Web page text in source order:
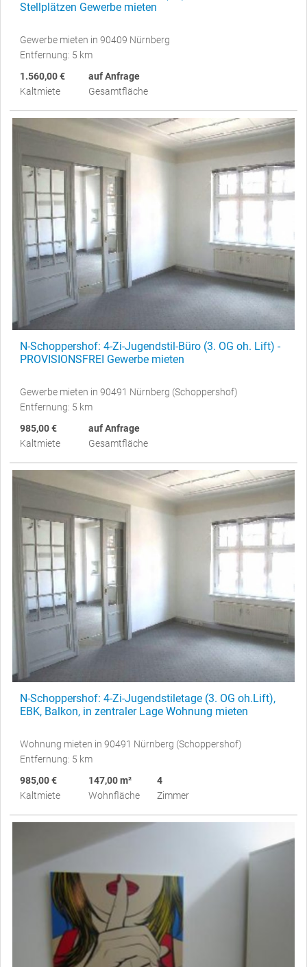
Stellplätzen Gewerbe mieten
Gewerbe mieten in 90409 Nürnberg
Entfernung: 5 km
1.560,00 €
Kaltmiete
auf Anfrage
Gesamtfläche
N-Schoppershof: 4-Zi-Jugendstil-Büro (3. OG oh. Lift) -
PROVISIONSFREI Gewerbe mieten
Gewerbe mieten in 90491 Nürnberg (Schoppershof)
Entfernung: 5 km
985,00 €
Kaltmiete
auf Anfrage
Gesamtfläche
N-Schoppershof: 4-Zi-Jugendstiletage (3. OG oh.Lift),
EBK, Balkon, in zentraler Lage Wohnung mieten
Wohnung mieten in 90491 Nürnberg (Schoppershof)
Entfernung: 5 km
985,00 €
Kaltmiete
147,00 m²
Wohnfläche
4
Zimmer